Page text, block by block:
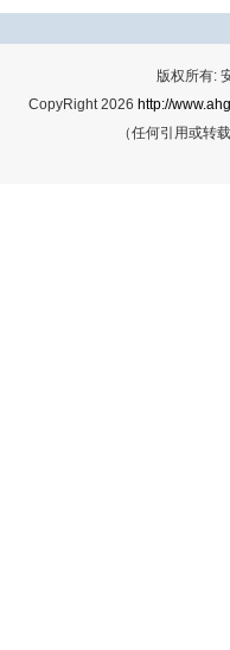
版权所有:
CopyRight 2026 http://
（任何引用或转